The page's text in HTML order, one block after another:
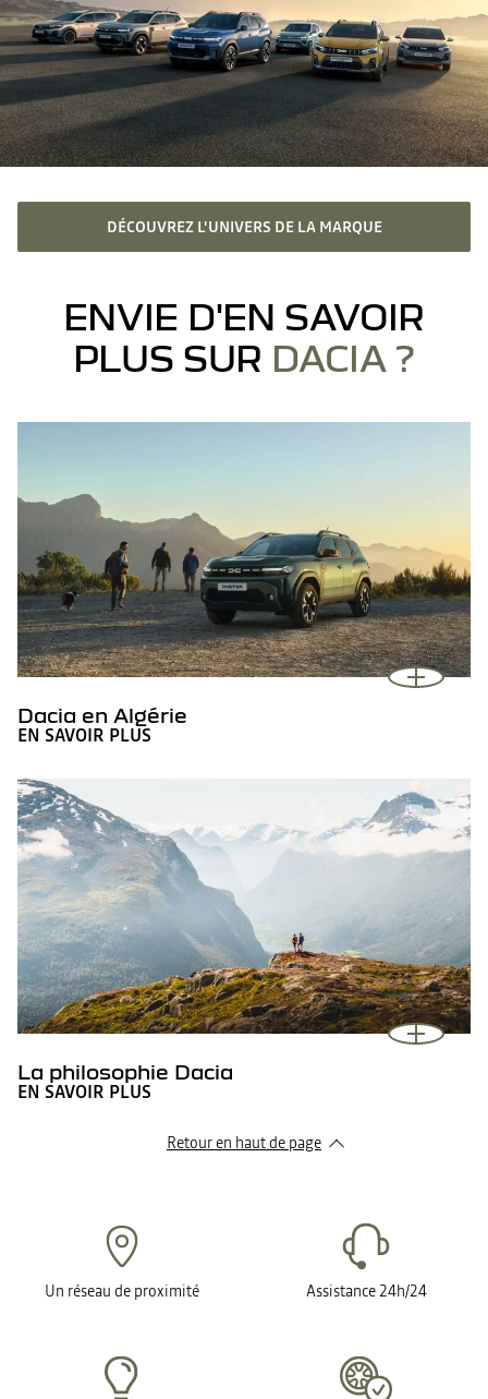
DÉCOUVREZ L'UNIVERS DE LA MARQUE
ENVIE D'EN SAVOIR
PLUS SUR DACIA ?
Dacia en Algérie
EN SAVOIR PLUS
La philosophie Dacia
EN SAVOIR PLUS
Retour en haut de page​
Un réseau de proximité Assistance 24h/24